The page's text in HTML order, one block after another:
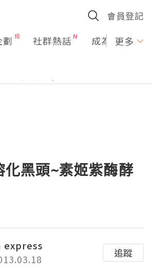
會員登記
社群熱話 成為U更多
化黑頭~素姬紫酶酵
express
追蹤